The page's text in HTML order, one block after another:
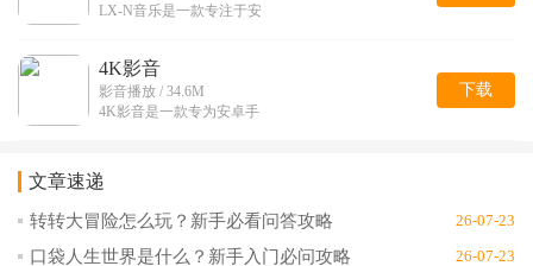
LX-N音乐是一款专注于安
4K影音
影音播放 / 34.6M
4K影音是一款专为安卓手
下载
文章速递
转转大冒险怎么玩？新手必看问答攻略 26-07-23
口袋人生世界是什么？新手入门必问攻略 26-07-23